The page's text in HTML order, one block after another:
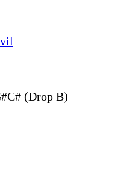
(Drop B)